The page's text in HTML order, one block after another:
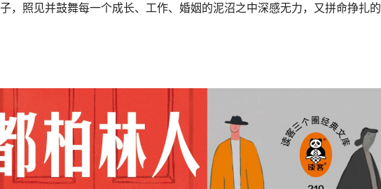
，照见并鼓舞每一个成长、工作、婚姻的泥沼之中深感无力，又拼命挣扎的